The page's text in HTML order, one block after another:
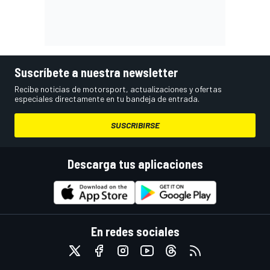
Suscríbete a nuestra newsletter
Recibe noticias de motorsport, actualizaciones y ofertas
especiales directamente en tu bandeja de entrada.
SUSCRIBIRSE
Descarga tus aplicaciones
En redes sociales